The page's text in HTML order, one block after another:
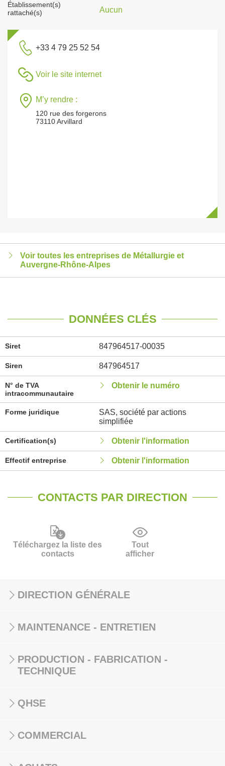
Établissement(s)
rattaché(s)
Aucun
+33 4 79 25 52 54
Voir le site internet
M’y rendre :
120 rue des forgerons
73110 Arvillard
Voir toutes les entreprises de Métallurgie et
Auvergne-Rhône-Alpes
DONNÉES CLÉS
Siret 847964517-00035
Siren 847964517
N° de TVA
intracommunautaire
Obtenir le numéro
Forme juridique
SAS, société par actions
simplifiée
Certification(s) Obtenir l'information
Effectif entreprise Obtenir l'information
CONTACTS PAR DIRECTION
Téléchargez la liste des
contacts
Tout
afficher
DIRECTION GÉNÉRALE
MAINTENANCE - ENTRETIEN
PRODUCTION - FABRICATION -
TECHNIQUE
QHSE
COMMERCIAL